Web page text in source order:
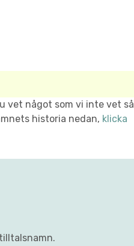
vet något som vi inte vet så
historia nedan, klicka